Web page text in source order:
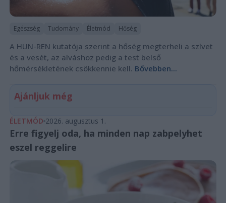
Egészség Tudomány Életmód Hőség
A HUN-REN kutatója szerint a hőség megterheli a szívet
és a vesét, az alváshoz pedig a test belső
hőmérsékletének csökkennie kell. Bővebben...
Ajánljuk még
ÉLETMÓD 2026. augusztus 1.
Erre figyelj oda, ha minden nap zabpelyhet
eszel reggelire